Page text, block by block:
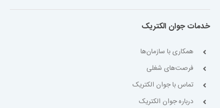
خدمات جوان الکتریک
همکاری با سازمان‌ها
فرصت‌های شغلی
تماس با جوان الکتریک
درباره جوان الکتریک